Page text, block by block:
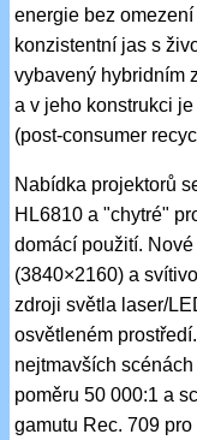
energie bez
konzistentní jas s
vybavený hybridním
a v jeho konstrukci
(post-consumer
Nabídka projektorů
HL6810 a "chytré"
domácí použití.
(3840×2160) a
zdroji světla laser/
osvětleném
nejtmavších
poměru 50 000:1 a
gamutu Rec. 709